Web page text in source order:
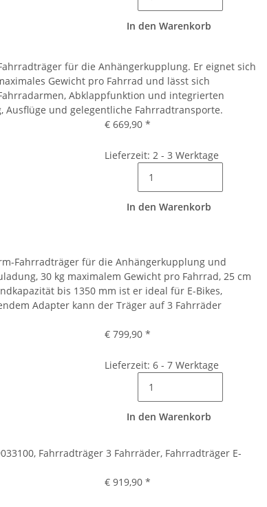
In den Warenkorb
für die Anhängerkupplung. Er eignet sich
Gewicht pro Fahrrad und lässt sich
Abklappfunktion und integrierten
Ausflüge und gelegentliche Fahrradtransporte.
€ 669,90 *
Lieferzeit: 2 - 3 Werktage
In den Warenkorb
Fahrradträger für die Anhängerkupplung und
30 kg maximalem Gewicht pro Fahrrad, 25 cm
bis 1350 mm ist er ideal für E-Bikes,
Adapter kann der Träger auf 3 Fahrräder
€ 799,90 *
Lieferzeit: 6 - 7 Werktage
In den Warenkorb
Fahrradträger 3 Fahrräder, Fahrradträger E-
€ 919,90 *